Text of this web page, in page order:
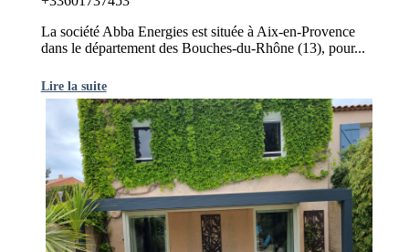
La société Abba Energies est située à Aix-en-Provence
dans le département des Bouches-du-Rhône (13), pour...
Lire la suite